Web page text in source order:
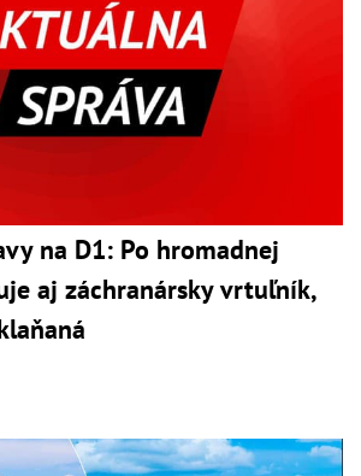
na D1: Po hromadnej
aj záchranársky vrtuľník,